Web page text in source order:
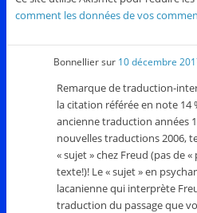
comment les données de vos
Bonnelliersur 10 décembre
Remarque de traduction-
la citation référée en note 14
ancienne traduction années
nouvelles traductions 2006,
« sujet » chez Freud (pas de
texte!)! Le « sujet » en
lacanienne qui interprète
traduction du passage que